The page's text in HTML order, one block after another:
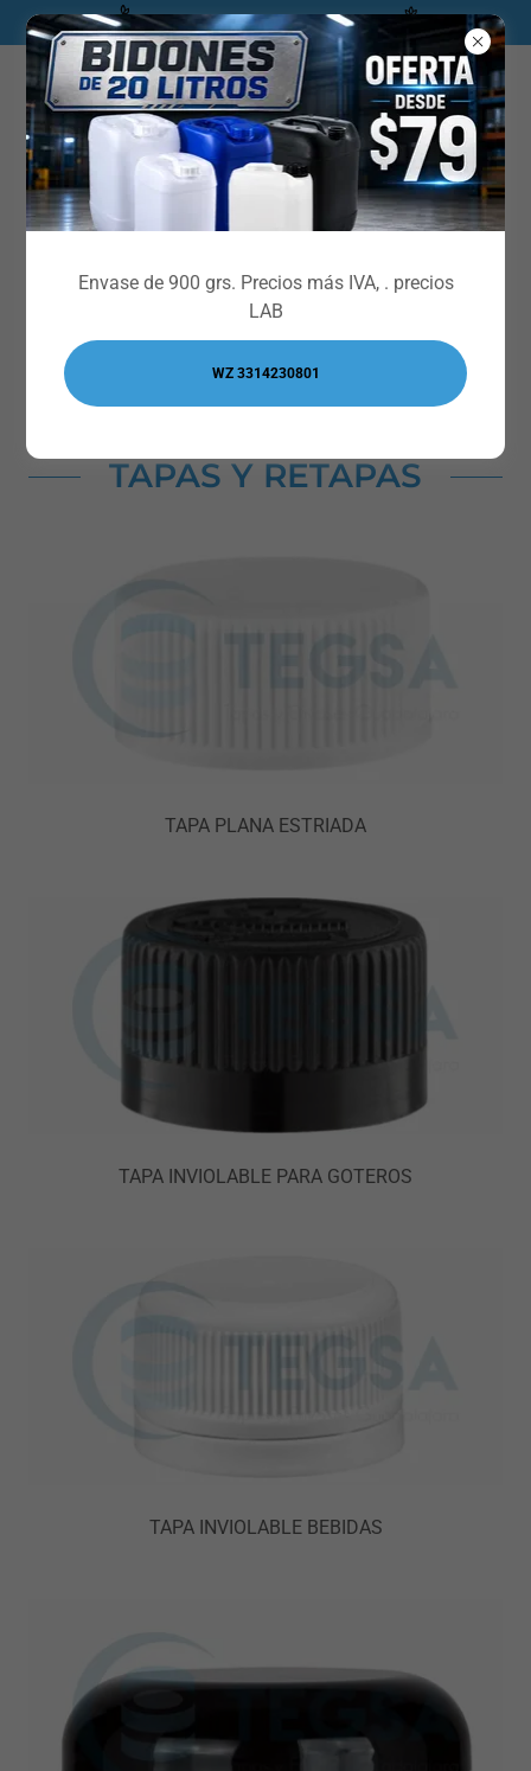
** CATALOGO INDUSTRIAL***
Envíanos un WhatsApp
TAPAS Y RETAPAS
TAPA PLANA ESTRIADA
TAPA INVIOLABLE PARA GOTEROS
TAPA INVIOLABLE BEBIDAS
Envase de 900 grs. Precios más IVA, . precios
LAB
WZ 3314230801